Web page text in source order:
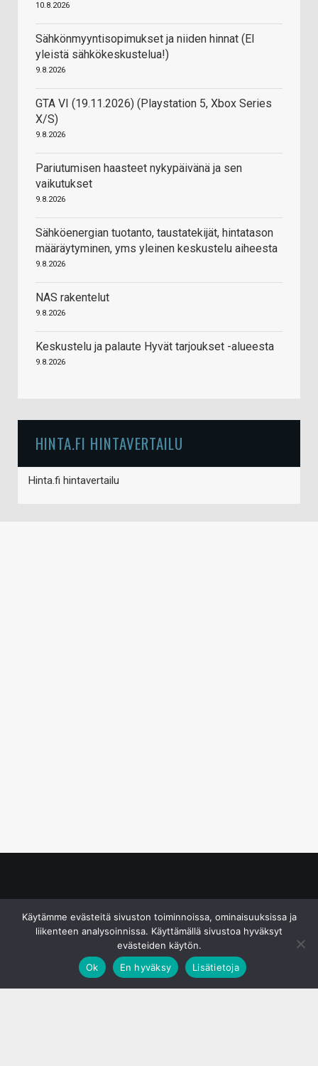
10.8.2026
Sähkönmyyntisopimukset ja niiden hinnat (EI
yleistä sähkökeskustelua!)
9.8.2026
GTA VI (19.11.2026) (Playstation 5, Xbox Series
X/S)
9.8.2026
Pariutumisen haasteet nykypäivänä ja sen
vaikutukset
9.8.2026
Sähköenergian tuotanto, taustatekijät, hintatason
määräytyminen, yms yleinen keskustelu aiheesta
9.8.2026
NAS rakentelut
9.8.2026
Keskustelu ja palaute Hyvät tarjoukset -alueesta
9.8.2026
HINTA.FI HINTAVERTAILU
Hinta.fi hintavertailu
Käytämme evästeitä sivuston toiminnoissa, ominaisuuksissa ja
liikenteen analysoinnissa. Käyttämällä sivustoa hyväksyt
evästeiden käytön.
Ok
En hyväksy Lisätietoja